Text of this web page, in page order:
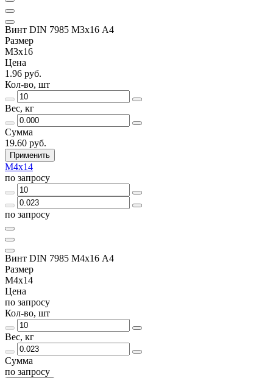
Винт DIN 7985 М3х16 A4
Размер
М3х16
Цена
1.96 руб.
Кол-во, шт
Вес, кг
Сумма
19.60 руб.
Применить
М4х14
по запросу
по запросу
Винт DIN 7985 М4х16 A4
Размер
М4х14
Цена
по запросу
Кол-во, шт
Вес, кг
Сумма
по запросу